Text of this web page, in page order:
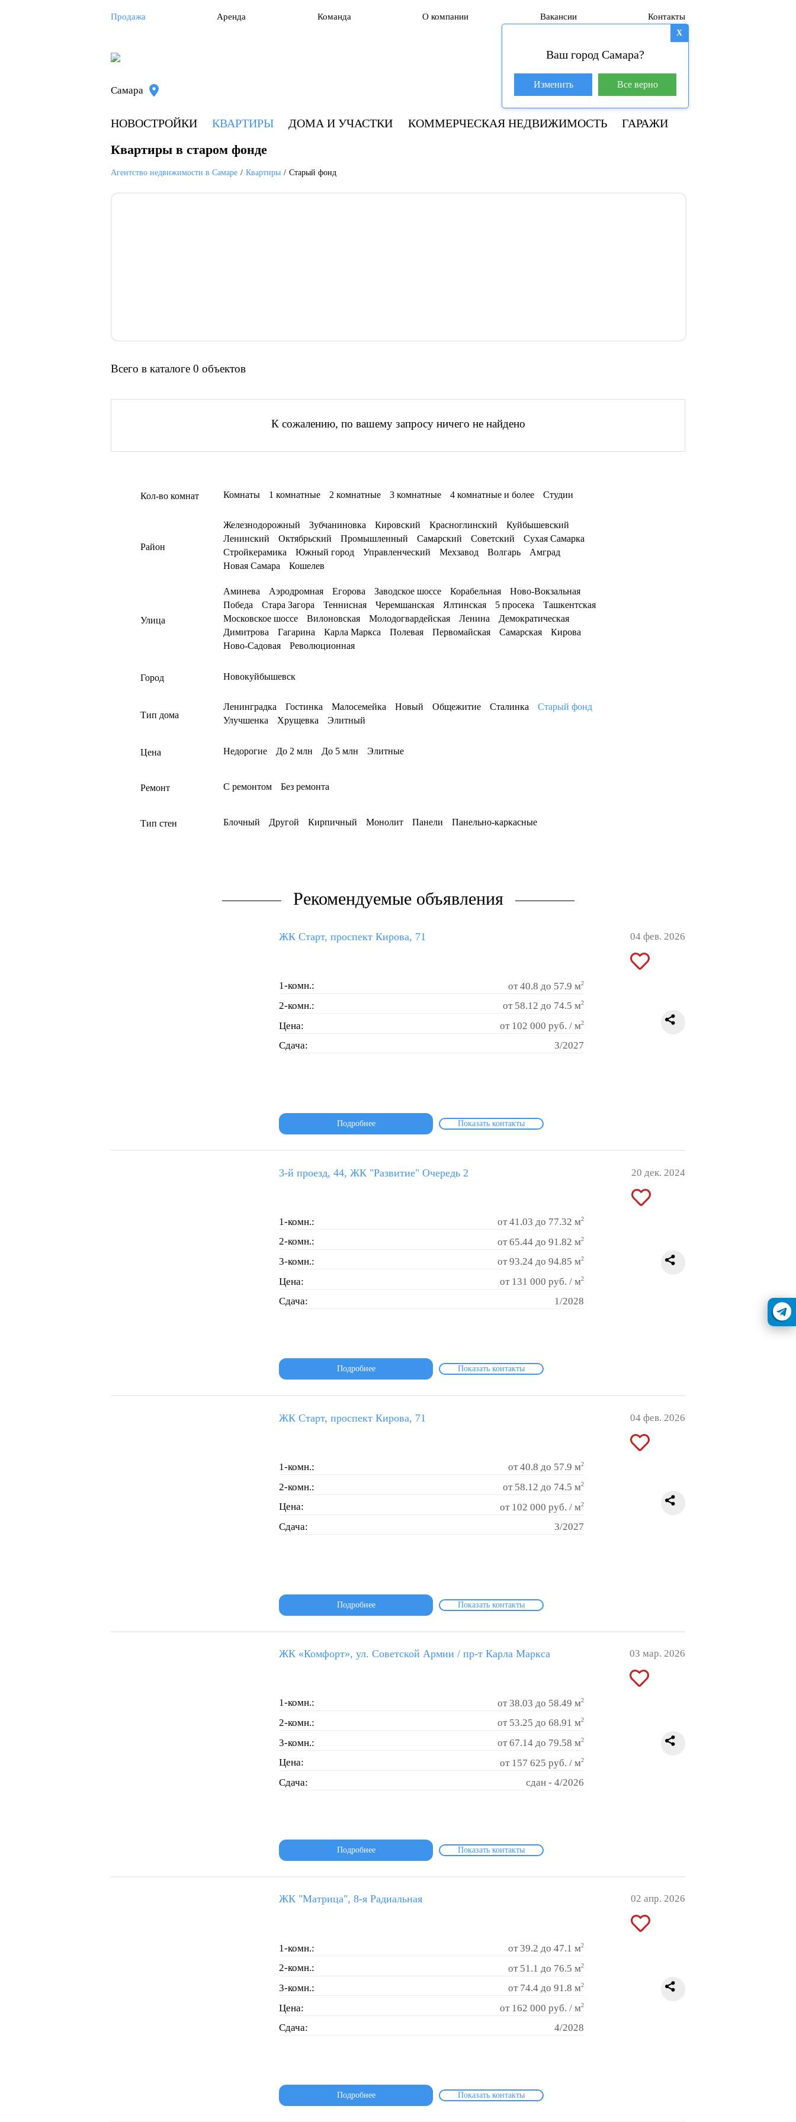
Продажа Аренда Команда О компании Вакансии Контакты
База покупателей (601)
Самара 8 800 250-04-53
НОВОСТРОЙКИ КВАРТИРЫ ДОМА И УЧАСТКИ КОММЕРЧЕСКАЯ НЕДВИЖИМОСТЬ ГАРАЖИ
X
Ваш город Самара?
Изменить Все верно
Квартиры в старом фонде
Агентство недвижимости в Самаре Квартиры Старый фонд
Всего в каталоге 0 объектов
К сожалению, по вашему запросу ничего не найдено
Кол-во комнат Комнаты 1 комнатные 2 комнатные 3 комнатные 4 комнатные и более Студии
Район
Железнодорожный Зубчаниновка Кировский Красноглинский
Куйбышевский
Ленинский
Октябрьский Промышленный Самарский Советский
Сухая Самарка
Стройкерамика
Южный город Управленческий Мехзавод Волгарь
Амград
Новая Самара
Кошелев
Улица
Аминева Аэродромная Егорова Заводское шоссе Корабельная
Ново-Вокзальная
Победа
Стара Загора Теннисная Черемшанская Ялтинская 5 просека
Ташкентская
Московское шоссе
Вилоновская Молодогвардейская Ленина
Демократическая
Димитрова
Гагарина Карла Маркса Полевая Первомайская Самарская
Кирова
Ново-Садовая
Революционная
Город Новокуйбышевск
Тип дома
Ленинградка Гостинка Малосемейка Новый Общежитие Сталинка
Старый фонд
Улучшенка
Хрущевка Элитный
Цена Недорогие До 2 млн До 5 млн Элитные
Ремонт С ремонтом Без ремонта
Тип стен Блочный Другой Кирпичный Монолит Панели Панельно-каркасные
Рекомендуемые объявления
ЖК Старт, проспект Кирова, 71 04 фев. 2026
1-комн.: от 40.8 до 57.9 м2
2-комн.: от 58.12 до 74.5 м2
Цена: от 102 000 руб. / м2
Сдача: 3/2027
Подробнее Показать контакты
3-й проезд, 44, ЖК "Развитие" Очередь 2 20 дек. 2024
1-комн.: от 41.03 до 77.32 м2
2-комн.: от 65.44 до 91.82 м2
3-комн.: от 93.24 до 94.85 м2
Цена: от 131 000 руб. / м2
Сдача: 1/2028
Подробнее Показать контакты
ЖК Старт, проспект Кирова, 71 04 фев. 2026
1-комн.: от 40.8 до 57.9 м2
2-комн.: от 58.12 до 74.5 м2
Цена: от 102 000 руб. / м2
Сдача: 3/2027
Подробнее Показать контакты
ЖК «Комфорт», ул. Советской Армии / пр-т Карла Маркса 03 мар. 2026
1-комн.: от 38.03 до 58.49 м2
2-комн.: от 53.25 до 68.91 м2
3-комн.: от 67.14 до 79.58 м2
Цена: от 157 625 руб. / м2
Сдача: сдан - 4/2026
Подробнее Показать контакты
ЖК "Матрица", 8-я Радиальная 02 апр. 2026
1-комн.: от 39.2 до 47.1 м2
2-комн.: от 51.1 до 76.5 м2
3-комн.: от 74.4 до 91.8 м2
Цена: от 162 000 руб. / м2
Сдача: 4/2028
Подробнее Показать контакты